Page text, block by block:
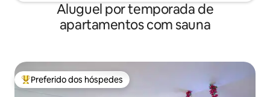
Aluguel por temporada de
apartamentos com sauna
Entre os melhores preferidos dos hóspedes
Preferido dos hóspedes